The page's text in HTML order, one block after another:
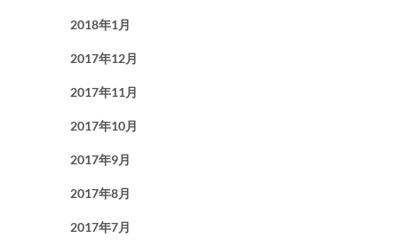
2018年1月
2017年12月
2017年11月
2017年10月
2017年9月
2017年8月
2017年7月